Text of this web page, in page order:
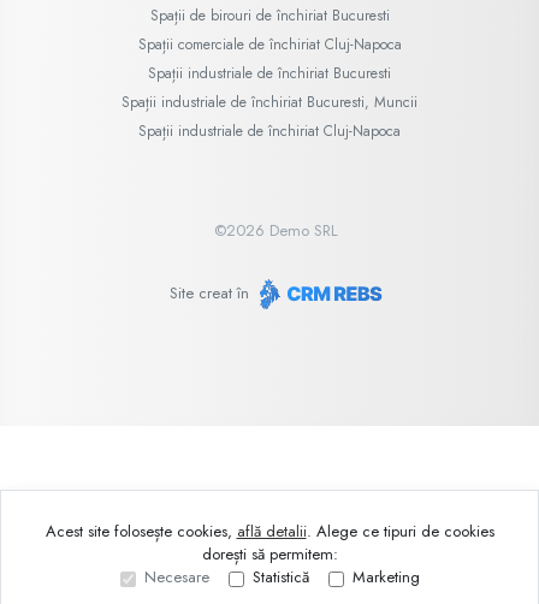
Spații de birouri de închiriat Bucuresti
Spații comerciale de închiriat Cluj-Napoca
Spații industriale de închiriat Bucuresti
Spații industriale de închiriat Bucuresti, Muncii
Spații industriale de închiriat Cluj-Napoca
©2026 Demo SRL
Site creat în
Acest site folosește cookies, află detalii. Alege ce tipuri de cookies
dorești să permitem:
Necesare
Statistică Marketing